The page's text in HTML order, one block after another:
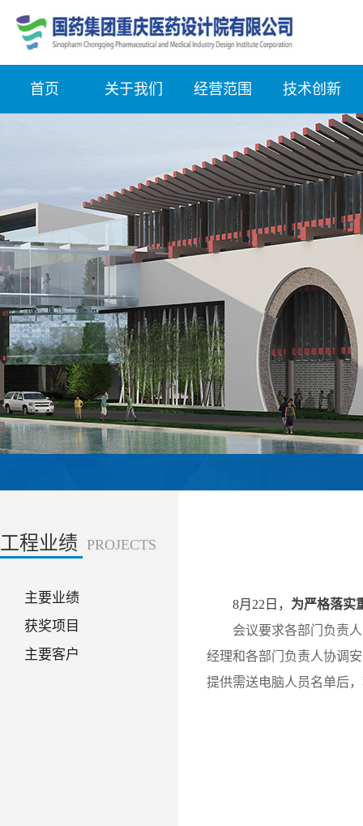
首页 关于我们 经营范围 技术创新
工程业绩 PROJECTS
主要业绩
获奖项目
主要客户
8月22日， 为严格落实
会议要求各部门负责
经理和各部门负责人协调
提供需送电脑人员名单后